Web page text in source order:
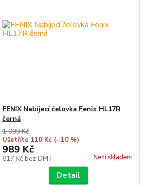
FENIX Nabíjecí čelovka Fenix HL17R
černá
1 099 Kč
Ušetříte 110 Kč (- 10 %)
989 Kč
817 Kč bez DPH Není skladem
Detail